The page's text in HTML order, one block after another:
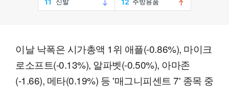
이날 낙폭은 시가총액 1위 애플(-0.86%), 마이크
로소프트(-0.13%), 알파벳(-0.50%), 아마존
(-1.66), 메타(0.19%) 등 '매그니피센트 7' 종목 중